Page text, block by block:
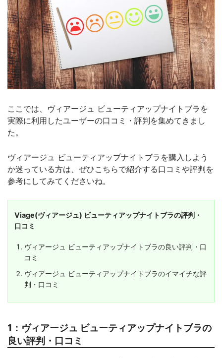
ここでは、ヴィアージュ ビューティアップナイトブラを
実際に利用したユーザーの口コミ・評判を集めてきまし
た。
ヴィアージュ ビューティアップナイトブラを購入しよう
か迷っている方は、ぜひこちらで紹介する口コミや評判を
参考にしてみてくださいね。
Viage(ヴィアージュ) ビューティアップナイトブラの評判・
口コミ
ヴィアージュ ビューティアップナイトブラの良い評判・口
コミ
ヴィアージュ ビューティアップナイトブラのイマイチな評
判・口コミ
1：ヴィアージュ ビューティアップナイトブラの
良い評判・口コミ